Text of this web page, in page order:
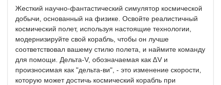
Жесткий научно-фантастический симулятор космической
добычи, основанный на физике. Освойте реалистичный
космический полет, используя настоящие технологии,
модернизируйте свой корабль, чтобы он лучше
соответствовал вашему стилю полета, и наймите команду
для помощи. Дельта-V, обозначаемая как ∆V и
произносимая как "дельта-ви", - это изменение скорости,
которую может достичь космический корабль при